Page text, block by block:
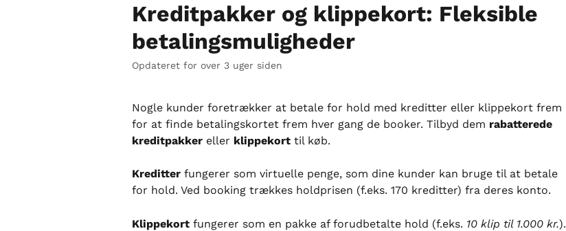
Kreditpakker og klippekort: Fleksible
betalingsmuligheder
Opdateret for over 3 uger siden
Nogle kunder foretrækker at betale for hold med kreditter eller klippekort frem
for at finde betalingskortet frem hver gang de booker. Tilbyd dem rabatterede
kreditpakker eller klippekort til køb.
Kreditter fungerer som virtuelle penge, som dine kunder kan bruge til at betale
for hold. Ved booking trækkes holdprisen (f.eks. 170 kreditter) fra deres konto.
Klippekort fungerer som en pakke af forudbetalte hold (f.eks. 10 klip til 1.000 kr.).